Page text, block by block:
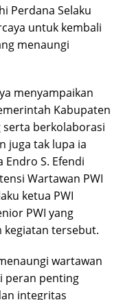
Perdana Selaku
untuk kembali
menaungi
menyampaikan
Kabupaten
serta berkolaborasi
juga tak lupa ia
S. Efendi
Wartawan PWI
ketua PWI
PWI yang
tersebut.
wartawan
peran penting
integritas